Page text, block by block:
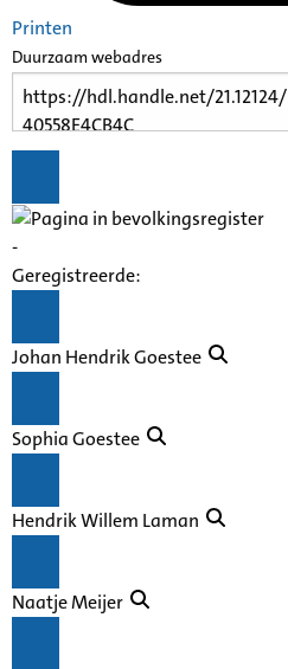
Printen
Duurzaam webadres
-
Geregistreerde:
Johan Hendrik Goestee
Sophia Goestee
Hendrik Willem Laman
Naatje Meijer